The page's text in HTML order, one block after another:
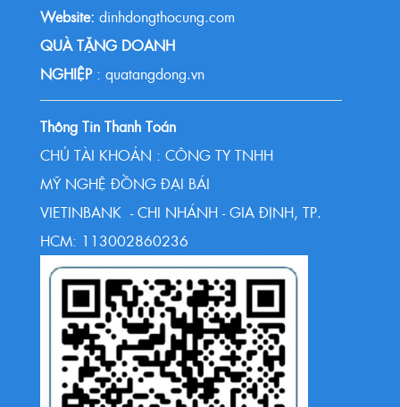
Website: dinhdongthocung.com
QUÀ TẶNG DOANH
NGHIỆP : quatangdong.vn
Thông Tin Thanh Toán
CHỦ TÀI KHOẢN : CÔNG TY TNHH
MỸ NGHỆ ĐỒNG ĐẠI BÁI
VIETINBANK - CHI NHÁNH - GIA ĐỊNH, TP.
HCM: 113002860236